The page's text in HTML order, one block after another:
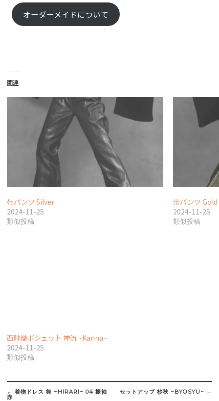
オーダーメイドについて
関連
帯パンツ Silver
2024-11-25
類似投稿
帯パンツ Gold
2024-11-25
類似投稿
西陣織ポシェット 神流 ~Kanna~
2024-11-25
類似投稿
Post
navigation
← 着物ドレス 舞 ~HIRARI~ 04 振袖
赤
セットアップ 杪秋 ~BYOSYU~ →